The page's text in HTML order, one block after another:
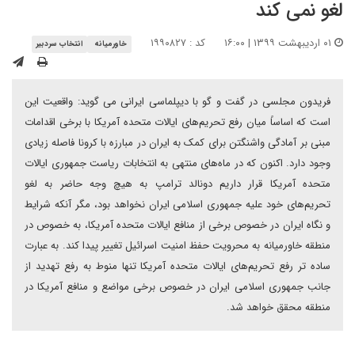
لغو نمی کند
کد : ۱۹۹۰۸۲۷ خاورمیانه انتخاب سردبیر
فریدون مجلسی در گفت و گو با دیپلماسی ایرانی می گوید: واقعیت این
است که اساساً میان رفع تحریم‌های ایالات متحده آمریکا با برخی اقدامات
مبنی بر آمادگی واشنگتن برای کمک به ایران در مبارزه با کرونا فاصله زیادی
وجود دارد. اکنون که در ماه‌های منتهی به انتخابات ریاست جمهوری ایالات
متحده آمریکا قرار داریم دونالد ترامپ به هیچ وجه حاضر به لغو
تحریم‌های خود علیه جمهوری اسلامی ایران نخواهد بود، مگر آنکه شرایط
و نگاه ایران در خصوص برخی از منافع ایالات متحده آمریکا، به خصوص در
منطقه خاورمیانه به محرویت حفظ امنیت اسرائیل تغییر پیدا کند. به عبارت
ساده تر رفع تحریم‌های ایالات متحده آمریکا تنها منوط به رفع تهدید از
جانب جمهوری اسلامی ایران در خصوص برخی مواضع و منافع آمریکا در
منطقه محقق خواهد شد.